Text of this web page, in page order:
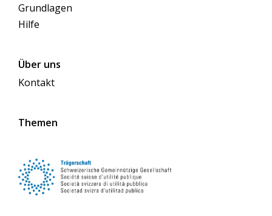
Grundlagen
Hilfe
Über uns
Kontakt
Themen